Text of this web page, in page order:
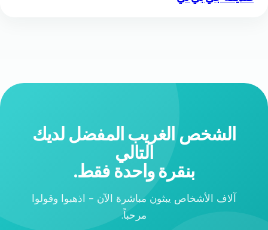
الشخص الغريب المفضل لديك
التالي
بنقرة واحدة فقط.
آلاف الأشخاص يبثون مباشرة الآن - اذهبوا وقولوا
مرحباً.